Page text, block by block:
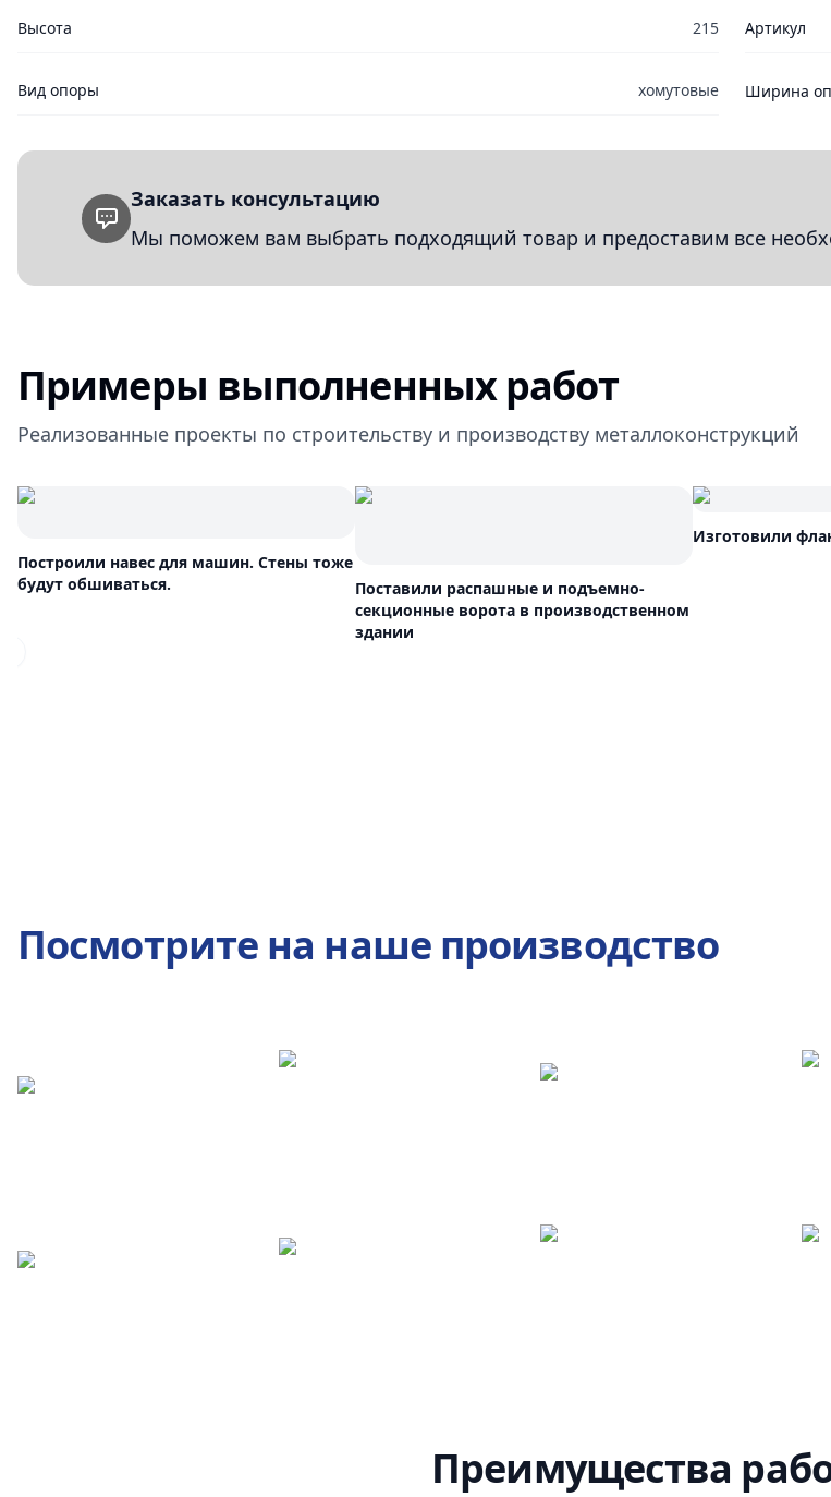
Высота 215 Артикул
Вид опоры хомутовые Ширина
Заказать консультацию
Мы поможем вам выбрать подходящий товар и предоставим все
Примеры выполненных работ
Реализованные проекты по строительству и производству металлоконструкций
Построили навес для машин. Стены тоже
будут обшиваться.
Поставили распашные и подъемно-
секционные ворота в производственном
здании
Изготовили
Посмотрите на наше производство
Преимущества